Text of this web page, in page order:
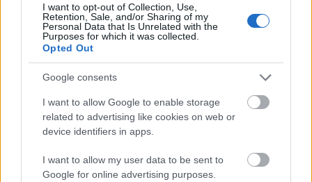
I want to opt-out of Collection, Use,
Retention, Sale, and/or Sharing of my
Personal Data that Is Unrelated with the
Purposes for which it was collected.
Opted Out
Google consents
I want to allow Google to enable storage
related to advertising like cookies on web or
device identifiers in apps.
I want to allow my user data to be sent to
Google for online advertising purposes.